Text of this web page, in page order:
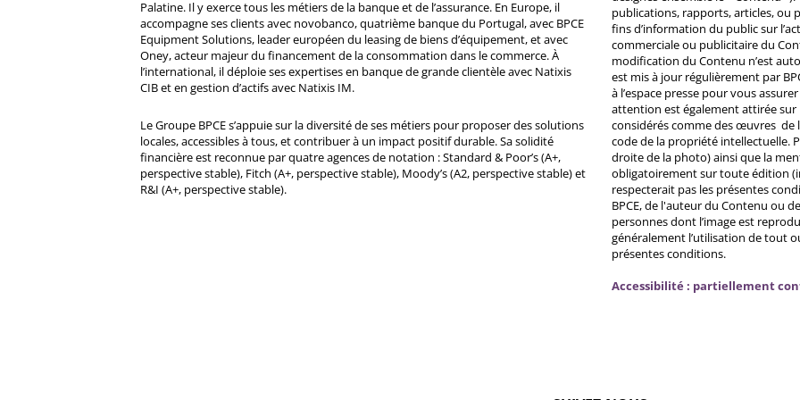
Palatine. Il y exerce tous les métiers de la banque et de l’assurance. En Europe, il
accompagne ses clients avec novobanco, quatrième banque du Portugal, avec BPCE
Equipment Solutions, leader européen du leasing de biens d’équipement, et avec
Oney, acteur majeur du financement de la consommation dans le commerce. À
l’international, il déploie ses expertises en banque de grande clientèle avec Natixis
CIB et en gestion d’actifs avec Natixis IM.
Le Groupe BPCE s’appuie sur la diversité de ses métiers pour proposer des solutions
locales, accessibles à tous, et contribuer à un impact positif durable. Sa solidité
financière est reconnue par quatre agences de notation : Standard & Poor’s (A+,
perspective stable), Fitch (A+, perspective stable), Moody’s (A2, perspective stable) et
R&I (A+, perspective stable).
publications, rapports, articles, ou
fins d’information du public sur
commerciale ou publicitaire du
modification du Contenu n’est
est mis à jour régulièrement par
à l’espace presse pour vous
attention est également attirée
considérés comme des œuvres de
code de la propriété intellectuelle.
droite de la photo) ainsi que la
obligatoirement sur toute édition
respecterait pas les présentes
BPCE, de l'auteur du Contenu ou
personnes dont l’image est
généralement l’utilisation de tout
présentes conditions.
Accessibilité : partiellement